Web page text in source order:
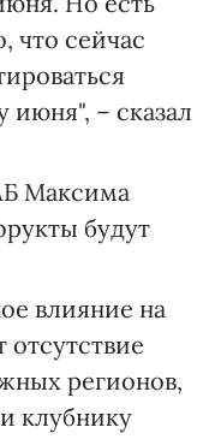
что сейчас
июня", – сказал
Максима
будут
влияние на
регионов,
клубнику